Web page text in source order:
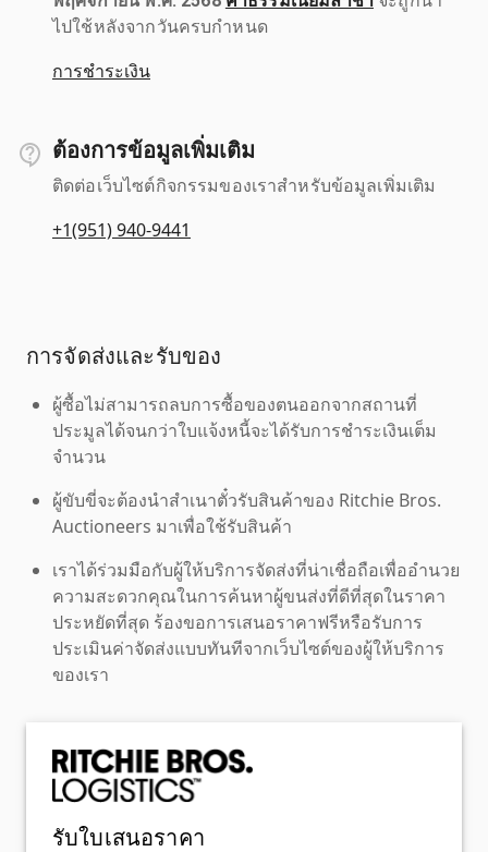
ไปใช้หลังจากวันครบกำหนด
การชำระเงิน
ต้องการข้อมูลเพิ่มเติม
ติดต่อเว็บไซต์กิจกรรมของเราสำหรับข้อมูลเพิ่มเติม
+1(951) 940-9441
การจัดส่งและรับของ
ผู้ซื้อไม่สามารถลบการซื้อของตนออกจากสถานที่
ประมูลได้จนกว่าใบแจ้งหนี้จะได้รับการชำระเงินเต็ม
จำนวน
ผู้ขับขี่จะต้องนำสำเนาตั๋วรับสินค้าของ Ritchie Bros.
Auctioneers มาเพื่อใช้รับสินค้า
เราได้ร่วมมือกับผู้ให้บริการจัดส่งที่น่าเชื่อถือเพื่ออำนวย
ความสะดวกคุณในการค้นหาผู้ขนส่งที่ดีที่สุดในราคา
ประหยัดที่สุด ร้องขอการเสนอราคาฟรีหรือรับการ
ประเมินค่าจัดส่งแบบทันทีจากเว็บไซต์ของผู้ให้บริการ
ของเรา
รับใบเสนอราคา